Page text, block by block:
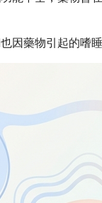
因藥物引起的嗜